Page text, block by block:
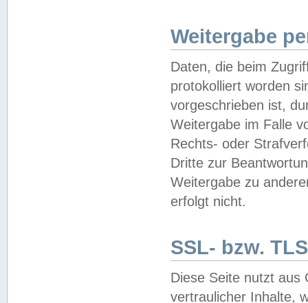
Weitergabe
Daten, die beim
protokolliert worden
vorgeschrieben ist,
Weitergabe im Falle
Rechts- oder
Dritte zur
Weitergabe zu
erfolgt nicht.
SSL- bzw.
Diese Seite nutzt aus
vertraulicher Inhalte,